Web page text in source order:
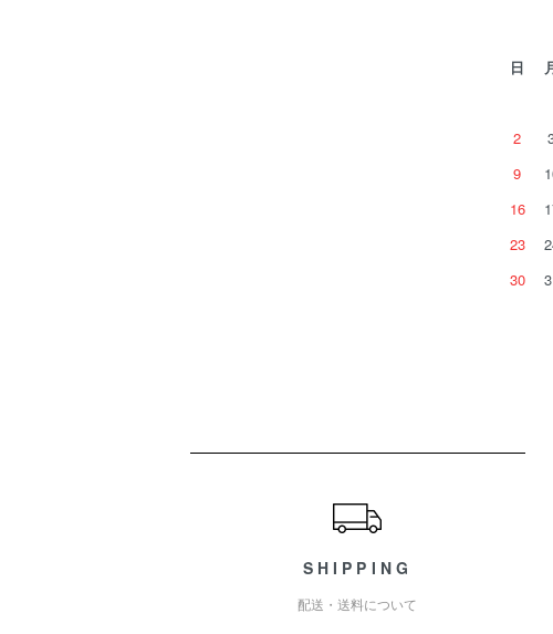
日
2
9
16
23
30
SHIPPING
配送・送料について